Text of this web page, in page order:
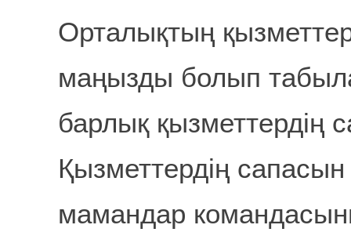
Орталықтың
маңызды болып
барлық қызметтердің
Қызметтердің
мамандар